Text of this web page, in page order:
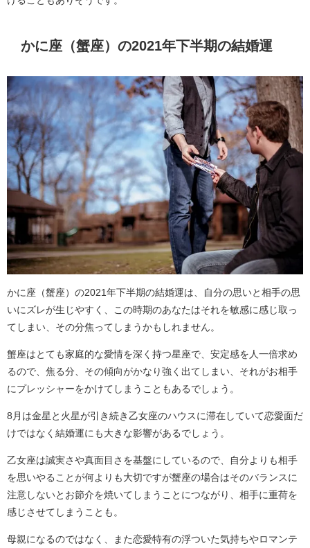
かに座（蟹座）の2021年下半期の結婚運
かに座（蟹座）の2021年下半期の結婚運は、自分の思いと相手の思
いにズレが生じやすく、この時期のあなたはそれを敏感に感じ取っ
てしまい、その分焦ってしまうかもしれません。
蟹座はとても家庭的な愛情を深く持つ星座で、安定感を人一倍求め
るので、焦る分、その傾向がかなり強く出てしまい、それがお相手
にプレッシャーをかけてしまうこともあるでしょう。
8月は金星と火星が引き続き乙女座のハウスに滞在していて恋愛面だ
けではなく結婚運にも大きな影響があるでしょう。
乙女座は誠実さや真面目さを基盤にしているので、自分よりも相手
を思いやることが何よりも大切ですが蟹座の場合はそのバランスに
注意しないとお節介を焼いてしまうことにつながり、相手に重荷を
感じさせてしまうことも。
母親になるのではなく、また恋愛特有の浮ついた気持ちやロマンテ